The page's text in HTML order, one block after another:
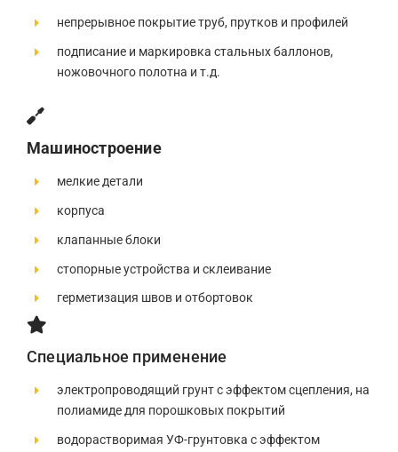
непрерывное покрытие труб, прутков и профилей
подписание и маркировка стальных баллонов,
ножовочного полотна и т.д.
Машиностроение
мелкие детали
корпуса
клапанные блоки
стопорные устройства и склеивание
герметизация швов и отбортовок
Специальное применение
электропроводящий грунт с эффектом сцепления, на
полиамиде для порошковых покрытий
водорастворимая УФ-грунтовка с эффектом